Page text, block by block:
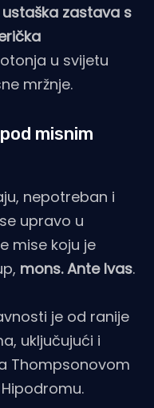
ustaška zastava s
u svijetu
mržnje.
misnim
nepotreban i
upravo u
mise koju je
mons. Ante Ivas.
je od ranije
uključujući i
Thompsonovom